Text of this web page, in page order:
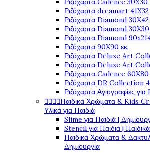
Ριζόχαρτα dreamart 41X32
Ριζόχαρτα Diamond 30X42
Ριζόχαρτα Diamond 30X30
Ριζόχαρτα Diamond
Ριζόχαρτα 90X90 εκ.
Ριζόχαρτα Deluxe Art
Ριζόχαρτα Deluxe Art
Ριζόχαρτα Cadence 60X80
Ριζόχαρτα DR Collection
Ριζόχαρτα Αγιογραφίες
Παιδικά Χρώματα & Kids
Υλικά για Παιδιά
Slime για Παιδιά |
Stencil για Παιδιά |
Παιδικά Χρώματα &
Δημιουργία